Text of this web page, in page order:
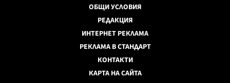
ОБЩИ УСЛОВИЯ
РЕДАКЦИЯ
ИНТЕРНЕТ РЕКЛАМА
РЕКЛАМА В СТАНДАРТ
КОНТАКТИ
КАРТА НА САЙТА